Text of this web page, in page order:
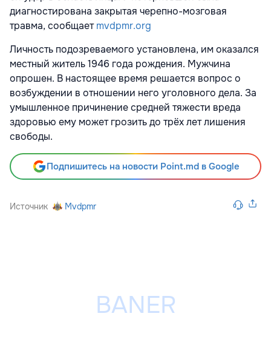
диагностирована закрытая черепно-мозговая
травма, сообщаетmvdpmr.org
Личность подозреваемого установлена, им оказался
местный житель 1946 года рождения. Мужчина
опрошен. В настоящее время решается вопрос о
возбуждении в отношении него уголовного дела. За
умышленное причинение средней тяжести вреда
здоровью ему может грозить до трёх лет лишения
свободы.
Подпишитесь на новости Point.md в Google
Источник Mvdpmr